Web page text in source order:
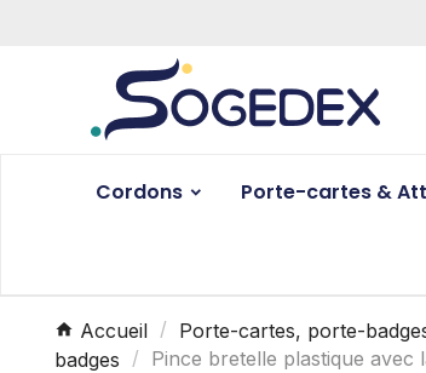
Cordons Porte-cartes &
Accueil Porte-cartes, porte-
badges
Pince bretelle plastique avec